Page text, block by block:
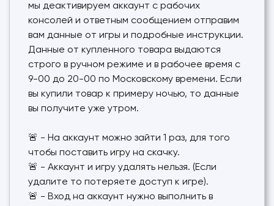
мы деактивируем аккаунт с рабочих
консолей и ответным сообщением отправим
вам данные от игры и подробные инструкции.
Данные от купленного товара выдаются
строго в ручном режиме и в рабочее время с
9-00 до 20-00 по Московскому времени. Если
вы купили товар к примеру ночью, то данные
вы получите уже утром.
🚨 - На аккаунт можно зайти 1 раз, для того
чтобы поставить игру на скачку.
🚨 - Аккаунт и игру удалять нельзя. (Если
удалите то потеряете доступ к игре).
🚨 - Вход на аккаунт нужно выполнить в